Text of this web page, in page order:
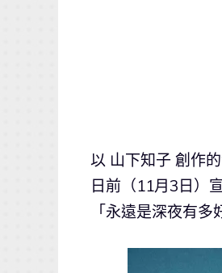
以 山下知子 創作
日前（11月3日）
「永遠是深夜有